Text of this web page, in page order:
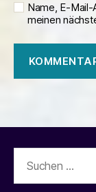
Name, E-
meinen
nach: